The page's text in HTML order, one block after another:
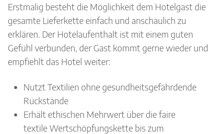
Erstmalig besteht die Möglichkeit dem Hotelgast die
gesamte Lieferkette einfach und anschaulich zu
erklären. Der Hotelaufenthalt ist mit einem guten
Gefühl verbunden, der Gast kommt gerne wieder und
empfiehlt das Hotel weiter:
Nutzt Textilien ohne gesundheitsgefährdende
Rückstände
Erhält ethischen Mehrwert über die faire
textile Wertschöpfungskette bis zum